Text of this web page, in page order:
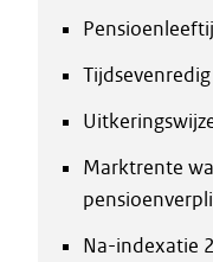
Marktrente
Na-indexatie